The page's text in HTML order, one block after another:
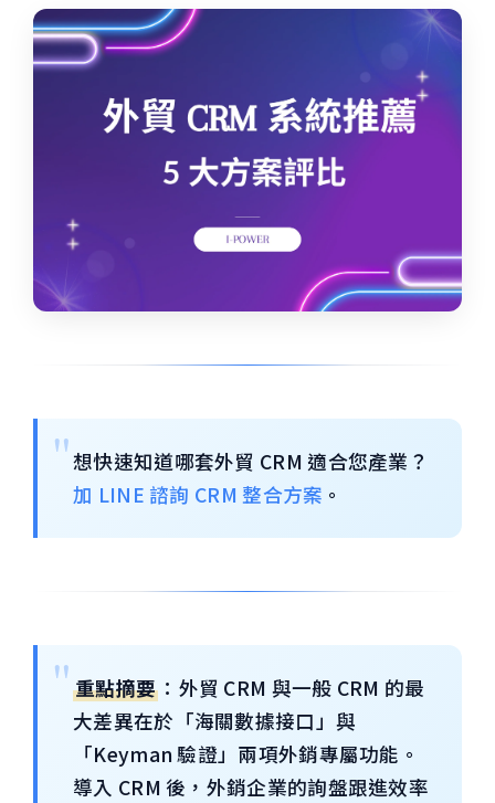
想快速知道哪套外貿 CRM 適合您產業？
加 LINE 諮詢 CRM 整合方案 。
重點摘要 ：外貿 CRM 與一般 CRM 的最
大差異在於「海關數據接口」與
「Keyman 驗證」兩項外銷專屬功能。
導入 CRM 後，外銷企業的詢盤跟進效率